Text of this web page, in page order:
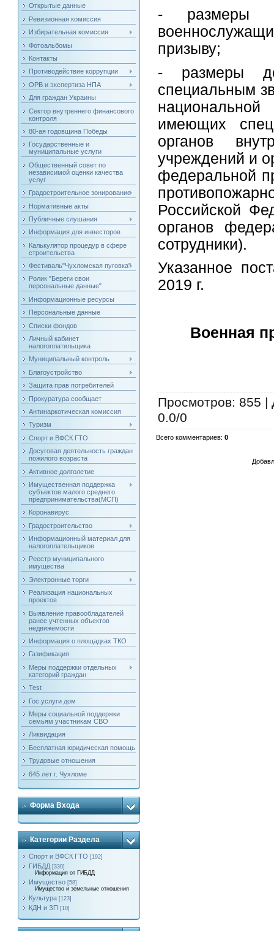
Открытые данные
Ревизионная комиссия
Избирательная комиссия
Фотоальбомы
Контакты
Противодействие коррупции
ОРВ и экспертиза НПА
Для граждан Украины
Сектор внутреннего финансового
контроля
80-ая годовщина Победы
Государственные и
муниципальные услуги
Общественный совет по
независимой оценки качества
услуг
Градостроительное зонирование
Нормативные акты
Публичные слушания
Информация для инвесторов
Калькулятор процедур в сфере
строительства
Фестиваль"Чухломская пуговка"
Ролик "Береги свои
персональные данные"
Информационные ресурсы
Персональные данные
Списки фондов
Личный кабинет
налогоплатильщика
Муниципальный контроль
Благоустройство
Защита прав потребителей
Прокуратура сообщает
Антинаркотическая комиссия
Туризм
Спорт и ВФСК ГТО
Досуговая деятельность граждан
пожилого возраста
Активное долголетие
Имущественная поддержка
субъектов малого среднего
предпринимательства(МСП)
Коронавирус
Градостроительство
Информационный материал для
налогоплательщиков
Реестр муниципального
имущества
Электронные торги
Реализация национальных
проектов
Выявление правообладателей
ранее учтенных объектов
недвижемости
Информация о площадках ТКО
Газификация
Меры поддержки отдельных
категорий граждан
Test
Гос.услуги дом
Меры социальной поддержки
семьям участникам СВО
Ликвидация
Бесплатная юридическая помощь
Трудовые отношения
645 лет г. Чухломе
Форма Входа
Категории Раздела
Спорт и ВФСК ГТО [192]
ГИБДД [330]
Информация от ГИБДД
Имущество [58]
Имущество и земельные отношения
Культура [123]
КДН и ЗП [10]
- размеры
призыву;
- размеры
специальным
имеющих
органов
учреждений и
федеральной
Российской
органов
сотрудники).
Указанное
2019 г.
Военная
Просмотров: 855 |
0.0/0
Всего комментариев:0